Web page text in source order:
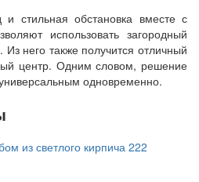
и стильная обстановка вместе с
использовать загородный
него также получится отличный
центр. Одним словом, решение
одновременно.